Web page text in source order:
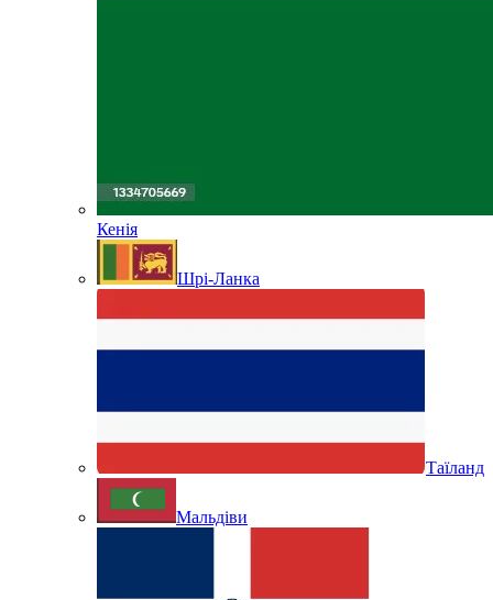
Кенія
Шрі-Ланка
Таїланд
Мальдіви